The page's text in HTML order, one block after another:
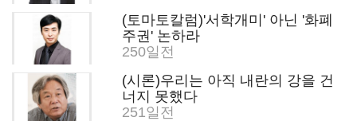
(토마토칼럼)'서학개미' 아닌 '화폐
주권' 논하라
250일전
(시론)우리는 아직 내란의 강을 건
너지 못했다
251일전